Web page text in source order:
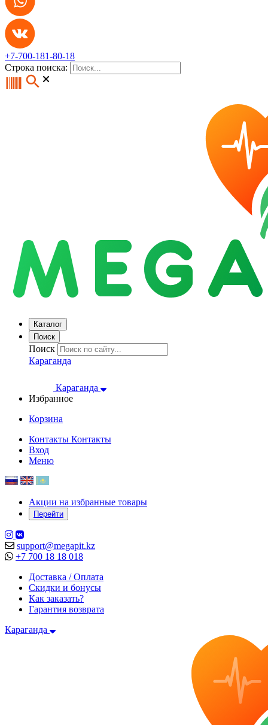
+7-700-181-80-18
Строка поиска:
Каталог
Поиск
Поиск
Караганда
Караганда
Избранное
Корзина
Контакты Контакты
Вход
Меню
Акции на избранные товары
Перейти
support@megapit.kz
+7 700 18 18 018
Доставка / Оплата
Скидки и бонусы
Как заказать?
Гарантия возврата
Караганда